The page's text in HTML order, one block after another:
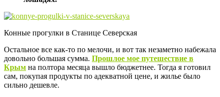
Конные прогулки в Станице Северская
Остальное все как-то по мелочи, и вот так незаметно набежала
довольно большая сумма. Прошлое мое путешествие в
Крым на полтора месяца вышло бюджетнее. Тогда я готовил
сам, покупая продукты по адекватной цене, и жилье было
сильно дешевле.